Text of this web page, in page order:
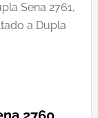
Sena 2761,
a Dupla